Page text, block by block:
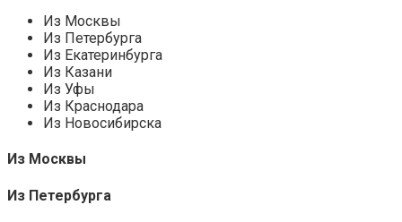
Из Москвы
Из Петербурга
Из Екатеринбурга
Из Казани
Из Уфы
Из Краснодара
Из Новосибирска
Из Москвы
Из Петербурга